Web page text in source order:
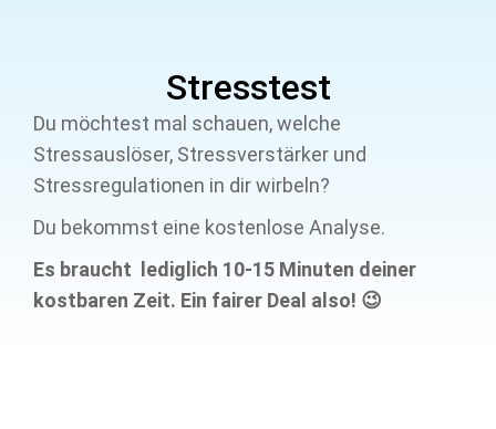
Stresstest
Du möchtest mal schauen, welche
Stressauslöser, Stressverstärker und
Stressregulationen in dir wirbeln?
Du bekommst eine kostenlose Analyse.
Es braucht lediglich 10-15 Minuten deiner
kostbaren Zeit. Ein fairer Deal also! 😉